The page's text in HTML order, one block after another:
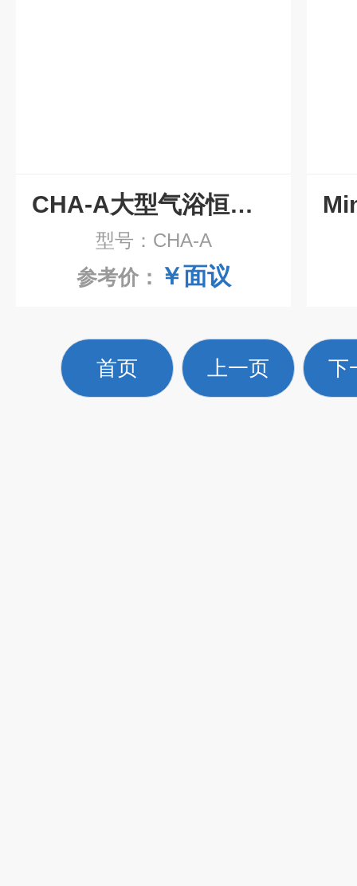
CHA-A大型气浴恒温振荡器
型号：CHA-A
参考价： ￥面议
首页 上一页 下